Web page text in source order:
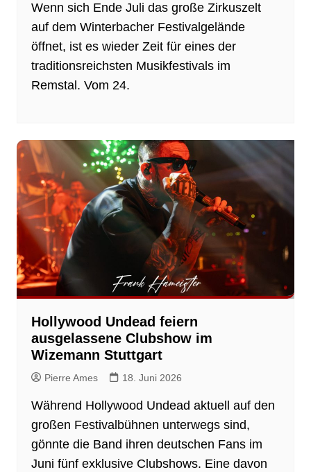
Wenn sich Ende Juli das große Zirkuszelt
auf dem Winterbacher Festivalgelände
öffnet, ist es wieder Zeit für eines der
traditionsreichsten Musikfestivals im
Remstal. Vom 24.
Hollywood Undead feiern
ausgelassene Clubshow im
Wizemann Stuttgart
Pierre Ames 18. Juni 2026
Während Hollywood Undead aktuell auf den
großen Festivalbühnen unterwegs sind,
gönnte die Band ihren deutschen Fans im
Juni fünf exklusive Clubshows. Eine davon